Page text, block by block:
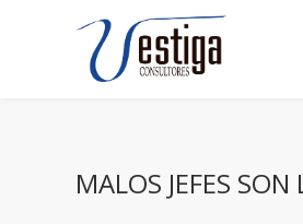
MALOS JEFES